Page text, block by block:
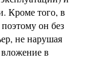
Кроме того, в
он без
не нарушая
в